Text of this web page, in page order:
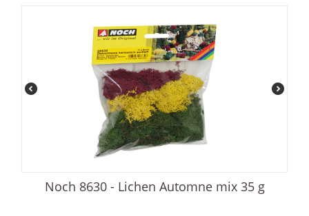
Noch 8630 - Lichen Automne mix 35 g